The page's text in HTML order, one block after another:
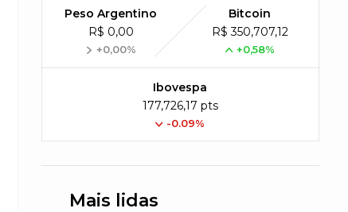
Peso Argentino
R$ 0,00
+0,00%
Bitcoin
R$ 350,707,12
+0,58%
Ibovespa
177,726,17 pts
-0.09%
Mais lidas